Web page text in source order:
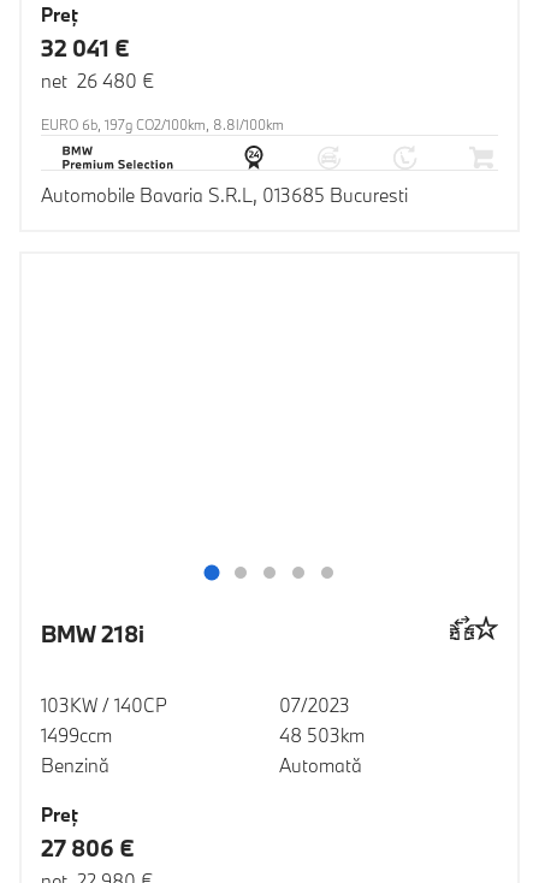
Preţ
32 041 €
net 26 480 €
EURO 6b, 197g CO2/100km, 8.8l/100km
Automobile Bavaria S.R.L, 013685 Bucuresti
BMW 218i
103KW / 140CP
1499ccm
Benzină
07/2023
48 503km
Automată
Preţ
27 806 €